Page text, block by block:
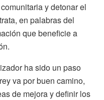
y detonar el
en palabras del
que beneficie a
ha sido un paso
va por buen camino,
de mejora y definir los